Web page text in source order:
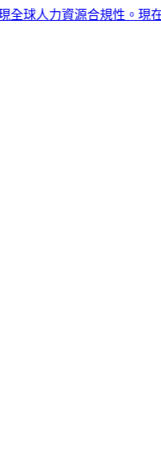
資源合規性。現在就試試